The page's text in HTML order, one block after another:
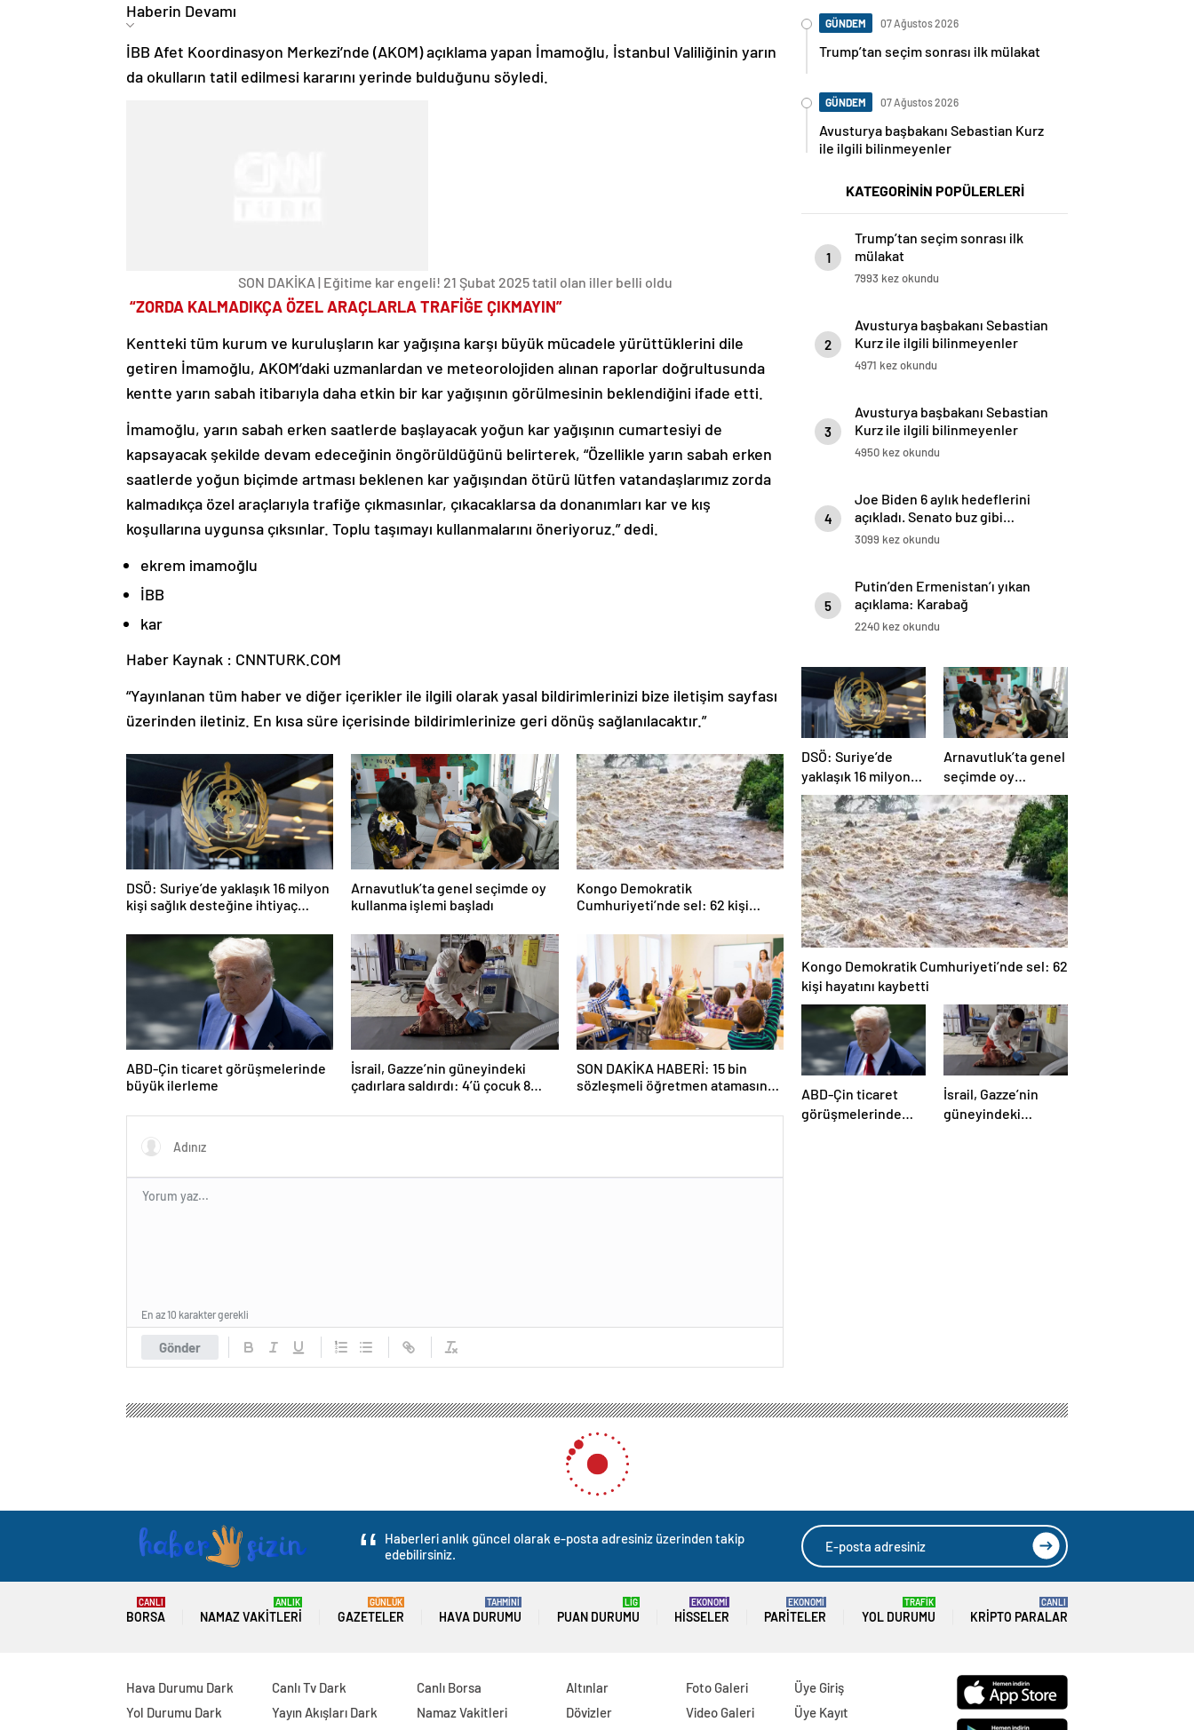
Haberin Devamı
İBB Afet Koordinasyon Merkezi’nde (AKOM) açıklama yapan İmamoğlu, İstanbul Valiliğinin yarın
da okulların tatil edilmesi kararını yerinde bulduğunu söyledi.
SON DAKİKA | Eğitime kar engeli! 21 Şubat 2025 tatil olan iller belli oldu
“ZORDA KALMADIKÇA ÖZEL ARAÇLARLA TRAFİĞE ÇIKMAYIN”
Kentteki tüm kurum ve kuruluşların kar yağışına karşı büyük mücadele yürüttüklerini dile
getiren İmamoğlu, AKOM’daki uzmanlardan ve meteorolojiden alınan raporlar doğrultusunda
kentte yarın sabah itibarıyla daha etkin bir kar yağışının görülmesinin beklendiğini ifade etti.
İmamoğlu, yarın sabah erken saatlerde başlayacak yoğun kar yağışının cumartesiyi de
kapsayacak şekilde devam edeceğinin öngörüldüğünü belirterek, “Özellikle yarın sabah erken
saatlerde yoğun biçimde artması beklenen kar yağışından ötürü lütfen vatandaşlarımız zorda
kalmadıkça özel araçlarıyla trafiğe çıkmasınlar, çıkacaklarsa da donanımları kar ve kış
koşullarına uygunsa çıksınlar. Toplu taşımayı kullanmalarını öneriyoruz.” dedi.
ekrem imamoğlu
İBB
kar
Haber Kaynak : CNNTURK.COM
“Yayınlanan tüm haber ve diğer içerikler ile ilgili olarak yasal bildirimlerinizi bize iletişim sayfası
üzerinden iletiniz. En kısa süre içerisinde bildirimlerinize geri dönüş sağlanılacaktır.”
DSÖ: Suriye’de yaklaşık 16 milyon
kişi sağlık desteğine ihtiyaç
Arnavutluk’ta genel seçimde oy
kullanma işlemi başladı
Kongo Demokratik
Cumhuriyeti’nde sel: 62 kişi
ABD-Çin ticaret görüşmelerinde
büyük ilerleme
İsrail, Gazze’nin güneyindeki
çadırlara saldırdı: 4’ü çocuk 8
SON DAKİKA HABERİ: 15 bin
sözleşmeli öğretmen atamasında
açıklandı
Gönder
En az 10 karakter gerekli
GÜNDEM 07 Ağustos 2026
Trump’tan seçim sonrası ilk mülakat
GÜNDEM 07 Ağustos 2026
Avusturya başbakanı Sebastian Kurz
ile ilgili bilinmeyenler
KATEGORİNİN POPÜLERLERİ
1
Trump’tan seçim sonrası ilk
mülakat
7993 kez okundu
2
Avusturya başbakanı Sebastian
Kurz ile ilgili bilinmeyenler
4971 kez okundu
3
Avusturya başbakanı Sebastian
Kurz ile ilgili bilinmeyenler
4950 kez okundu
4
Joe Biden 6 aylık hedeflerini
açıkladı. Senato buz gibi…
3099 kez okundu
5
Putin’den Ermenistan’ı yıkan
açıklama: Karabağ
Azerbaycan’ın ayrılmaz bir
2240 kez okundu
DSÖ: Suriye’de
yaklaşık 16 milyon
kişi sağlık
desteğine ihtiyaç
duyuyor
Arnavutluk’ta genel
seçimde oy
kullanma işlemi
başladı
Kongo Demokratik Cumhuriyeti’nde sel: 62
kişi hayatını kaybetti
ABD-Çin ticaret
görüşmelerinde
İsrail, Gazze’nin
güneyindeki
Haberleri anlık güncel olarak e-posta adresiniz üzerinden takip
edebilirsiniz.
BORSA
CANLI
NAMAZ VAKITLERI
ANLIK
GAZETELER
GÜNLÜK
HAVA DURUMU
TAHMİNİ
PUAN DURUMU
LİG
HISSELER
EKONOMİ
PARITELER
EKONOMİ
YOL DURUMU
TRAFİK
KRIPTO PARALAR
CANLI
Hava Durumu Dark
Yol Durumu Dark
Canlı Tv Dark
Yayın Akışları Dark
Canlı Borsa
Namaz Vakitleri
Altınlar
Dövizler
Foto Galeri
Video Galeri
Üye Giriş
Üye Kayıt